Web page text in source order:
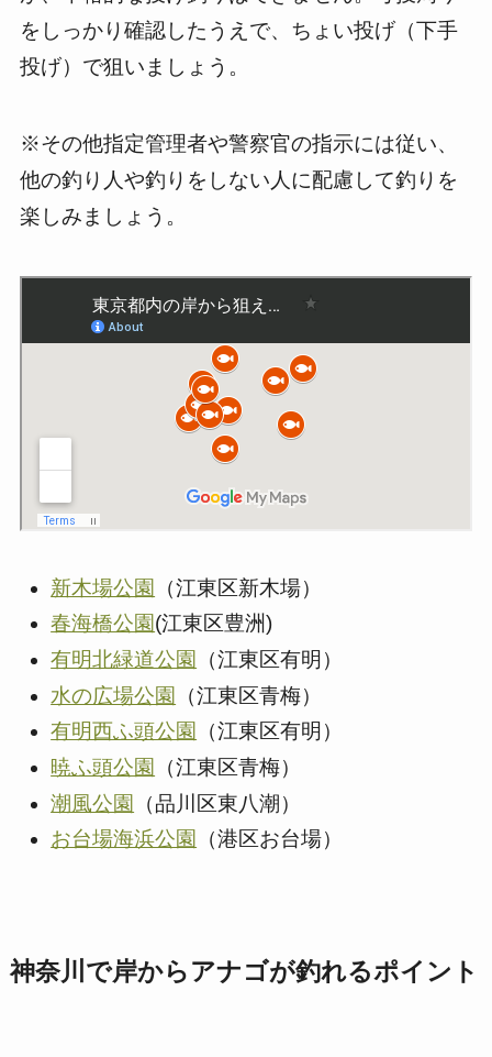
をしっかり確認したうえで、ちょい投げ（下手
投げ）で狙いましょう。
※その他指定管理者や警察官の指示には従い、
他の釣り人や釣りをしない人に配慮して釣りを
楽しみましょう。
新木場公園
（江東区新木場）
春海橋公園(江東区豊洲)
有明北緑道公園
（江東区有明）
水の広場公園
（江東区青梅）
有明西ふ頭公園
（江東区有明）
暁ふ頭公園
（江東区青梅）
潮風公園
（品川区東八潮）
お台場海浜公園
（港区お台場）
神奈川で岸からアナゴが釣れるポイント